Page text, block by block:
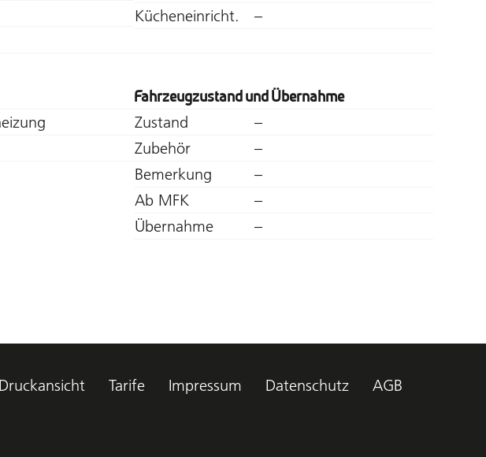
Kücheneinricht.
–
Fahrzeugzustand und Übernahme
Zustand
–
Zubehör
–
Bemerkung
–
Ab MFK
–
Übernahme
–
Druckansicht Tarife Impressum Datenschutz
AGB